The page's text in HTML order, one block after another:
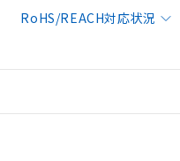
RoHS/REACH対応状況